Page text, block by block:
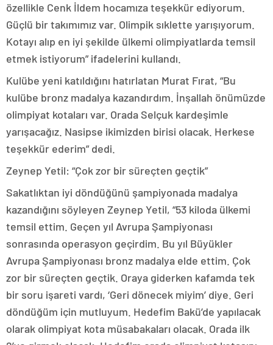
özellikle Cenk İldem hocamıza teşekkür ediyorum.
Güçlü bir takımımız var. Olimpik sıklette yarışıyorum.
Kotayı alıp en iyi şekilde ülkemi olimpiyatlarda temsil
etmek istiyorum” ifadelerini kullandı.
Kulübe yeni katıldığını hatırlatan Murat Fırat, “Bu
kulübe bronz madalya kazandırdım. İnşallah önümüzde
olimpiyat kotaları var. Orada Selçuk kardeşimle
yarışacağız. Nasipse ikimizden birisi olacak. Herkese
teşekkür ederim” dedi.
Zeynep Yetil: “Çok zor bir süreçten geçtik”
Sakatlıktan iyi döndüğünü şampiyonada madalya
kazandığını söyleyen Zeynep Yetil, “53 kiloda ülkemi
temsil ettim. Geçen yıl Avrupa Şampiyonası
sonrasında operasyon geçirdim. Bu yıl Büyükler
Avrupa Şampiyonası bronz madalya elde ettim. Çok
zor bir süreçten geçtik. Oraya giderken kafamda tek
bir soru işareti vardı, ‘Geri dönecek miyim’ diye. Geri
döndüğüm için mutluyum. Hedefim Bakü’de yapılacak
olarak olimpiyat kota müsabakaları olacak. Orada ilk